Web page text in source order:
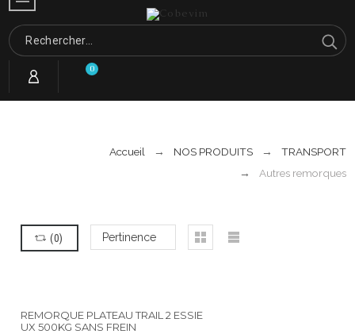
0
Accueil NOS PRODUITS
TRANSPORT
Autres remorques
(0) Pertinence
REMORQUE PLATEAU TRAIL 2 ESSIE
UX 500KG SANS FREIN